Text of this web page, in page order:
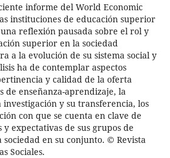
informe del World Economic
instituciones de educación superior
reflexión pausada sobre el rol y
superior en la sociedad
a la evolución de su sistema social y
ha de contemplar aspectos
y calidad de la oferta
de enseñanza-aprendizaje, la
y su transferencia, los
con que se cuenta en clave de
y expectativas de sus grupos de
sociedad en su conjunto. © Revista
Sociales.